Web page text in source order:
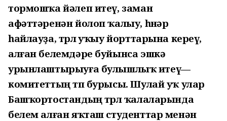
тормошҡа йәлеп итеү, заман
афәттәренән йолоп ҡалыу, һөнәр
һайлауҙа, төрлө уҡыу йорттарына кереү,
алған белемдәре буйынса эшкә
урынлаштырыуға булышлыҡ итеү—
комитеттың төп бурысы. Шулай уҡ улар
Башҡортостандың төрлө ҡалаларында
белем алған яҡташ студенттар менән